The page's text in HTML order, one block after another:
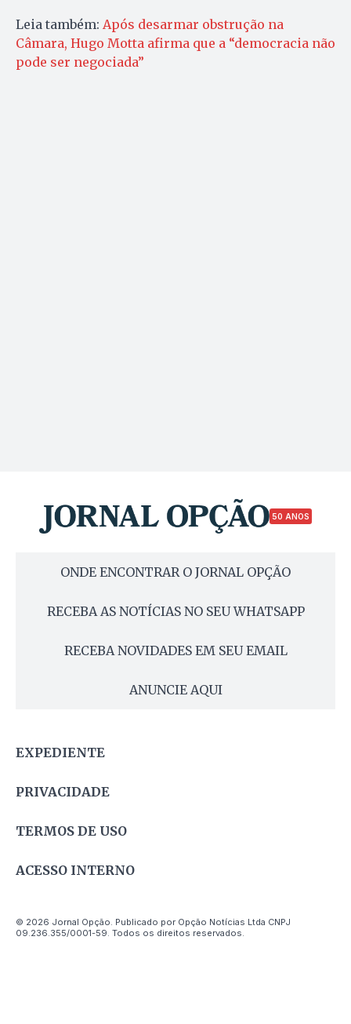
Leia também: Após desarmar obstrução na
Câmara, Hugo Motta afirma que a “democracia não
pode ser negociada”
50 ANOS
ONDE ENCONTRAR O JORNAL OPÇÃO
RECEBA AS NOTÍCIAS NO SEU WHATSAPP
RECEBA NOVIDADES EM SEU EMAIL
ANUNCIE AQUI
EXPEDIENTE
PRIVACIDADE
TERMOS DE USO
ACESSO INTERNO
© 2026 Jornal Opção. Publicado por Opção Notícias Ltda CNPJ
09.236.355/0001-59. Todos os direitos reservados.